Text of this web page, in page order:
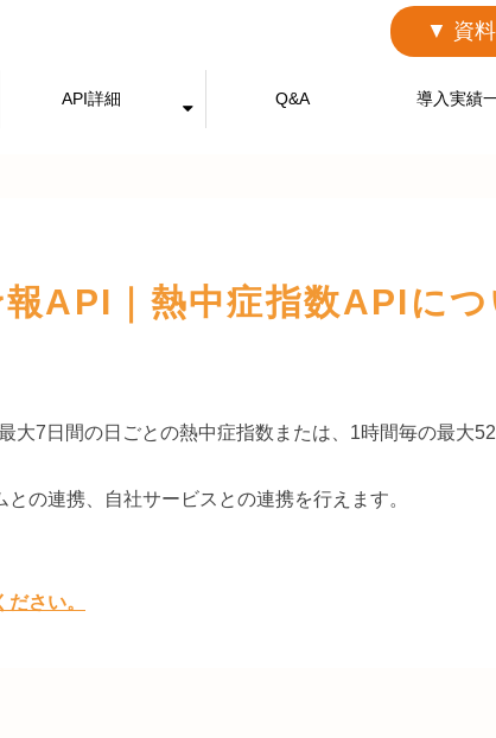
▼ 資
API詳細 Q&A 導入実績
報API｜熱中症指数APIに
大7日間の日ごとの熱中症指数または、1時間毎の最大
の連携、自社サービスとの連携を行えます。
さい。